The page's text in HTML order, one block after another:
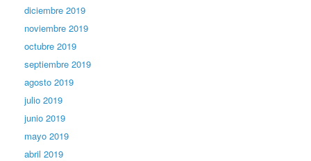
diciembre 2019
noviembre 2019
octubre 2019
septiembre 2019
agosto 2019
julio 2019
junio 2019
mayo 2019
abril 2019